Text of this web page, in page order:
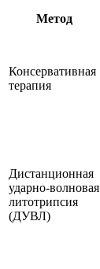
Метод
Консервативная
терапия
Дистанционная
ударно-волновая
литотрипсия
(ДУВЛ)